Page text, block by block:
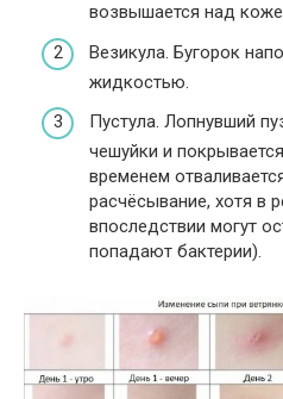
возвышается над
Везикула. Бугорок
жидкостью.
Пустула. Лопнувший
чешуйки и
временем
расчёсывание, хотя в
впоследствии могут
попадают бактерии).